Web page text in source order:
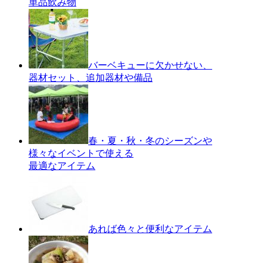
単品飲み物
バーベキューに欠かせない、
器材セット、追加器材や備品
春・夏・秋・冬のシーズンや
様々なイベントで使える
最適なアイテム
あれば色々と便利なアイテム